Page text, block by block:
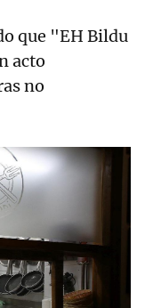
que "EH Bildu
acto
no